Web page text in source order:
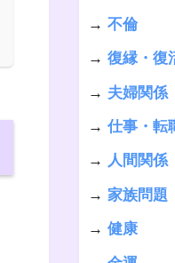
→ 不倫
→ 復縁・復
→ 夫婦関係
→ 仕事・転
→ 人間関係
→ 家族問題
→ 健康